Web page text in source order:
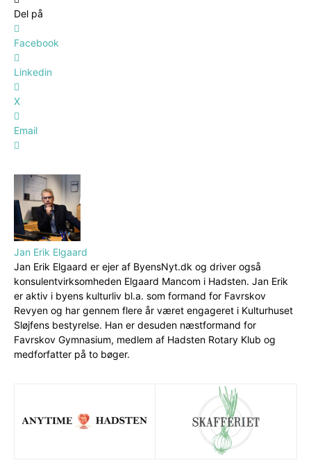
Del på
Facebook
Linkedin
X
Email
Jan Erik Elgaard
Jan Erik Elgaard er ejer af ByensNyt.dk og driver også
konsulentvirksomheden Elgaard Mancom i Hadsten. Jan Erik
er aktiv i byens kulturliv bl.a. som formand for Favrskov
Revyen og har gennem flere år været engageret i Kulturhuset
Sløjfens bestyrelse. Han er desuden næstformand for
Favrskov Gymnasium, medlem af Hadsten Rotary Klub og
medforfatter på to bøger.